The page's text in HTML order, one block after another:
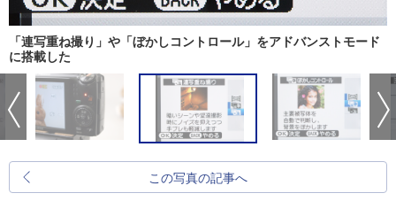
「連写重ね撮り」や「ぼかしコントロール」をアドバンストモード
に搭載した
この写真の記事へ